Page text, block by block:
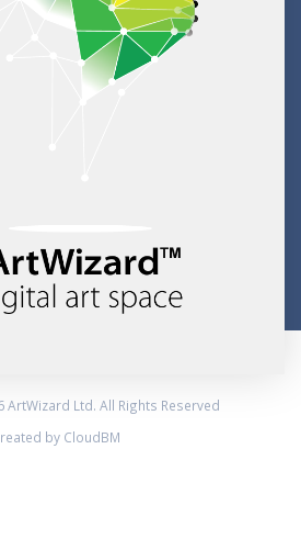
Ltd. All Rights Reserved
by CloudBM